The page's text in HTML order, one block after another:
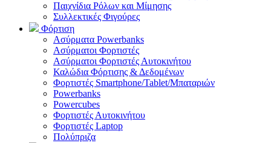
Παιχνίδια Ρόλων και Μίμησης
Συλλεκτικές Φιγούρες
Φόρτιση
Ασύρματα Powerbanks
Aσύρματοι Φορτιστές
Ασύρματοι Φορτιστές Αυτοκινήτου
Καλώδια Φόρτισης & Δεδομένων
Φορτιστές Smartphone/Tablet/Μπαταριών
Powerbanks
Powercubes
Φορτιστές Αυτοκινήτου
Φορτιστές Laptop
Πολύπριζα